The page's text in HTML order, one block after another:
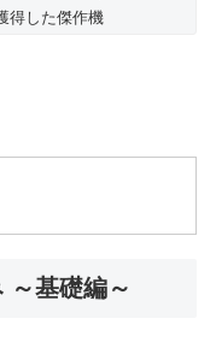
得した傑作機
～基礎編～